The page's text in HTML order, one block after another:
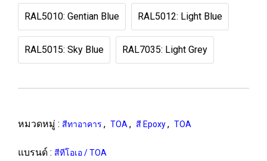
RAL5010: Gentian Blue RAL5012: Light Blue
RAL5015: Sky Blue RAL7035: Light Grey
หมวดหมู่ : สีทาอาคาร , TOA , สี Epoxy, TOA
แบรนด์ : สีทีโอเอ / TOA